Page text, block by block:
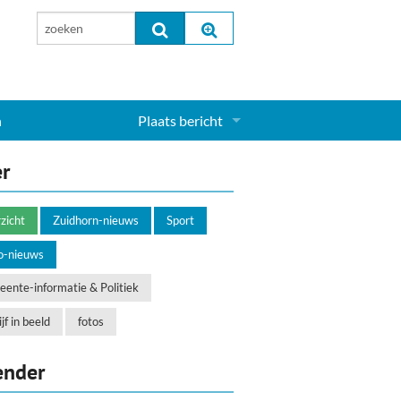
Plaats bericht
Zuidhorn-nieuws Sport
nieuws
informatie & Politiek
in beeld fotos